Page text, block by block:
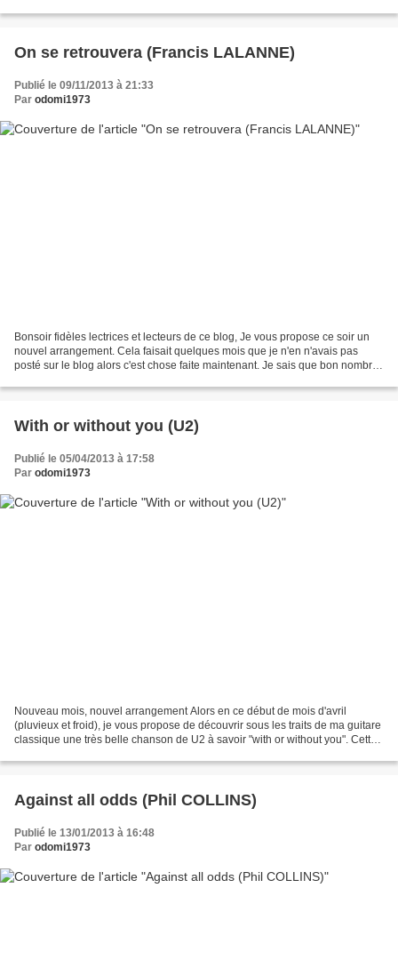
On se retrouvera (Francis LALANNE)
Publié le 09/11/2013 à 21:33
Par odomi1973
Bonsoir fidèles lectrices et lecteurs de ce blog, Je vous propose ce soir un
nouvel arrangement. Cela faisait quelques mois que je n'en n'avais pas
posté sur le blog alors c'est chose faite maintenant. Je sais que bon nombre
With or without you (U2)
Publié le 05/04/2013 à 17:58
Par odomi1973
Nouveau mois, nouvel arrangement Alors en ce début de mois d'avril
(pluvieux et froid), je vous propose de découvrir sous les traits de ma guitare
classique une très belle chanson de U2 à savoir "with or without you". Cette
Against all odds (Phil COLLINS)
Publié le 13/01/2013 à 16:48
Par odomi1973